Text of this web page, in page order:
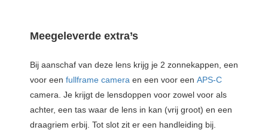
Meegeleverde extra’s
Bij aanschaf van deze lens krijg je 2 zonnekappen, een
voor een fullframe camera en een voor een APS-C
camera. Je krijgt de lensdoppen voor zowel voor als
achter, een tas waar de lens in kan (vrij groot) en een
draagriem erbij. Tot slot zit er een handleiding bij.